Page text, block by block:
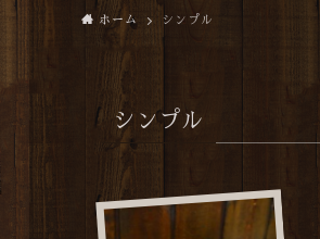
ホーム シンプル
シンプル